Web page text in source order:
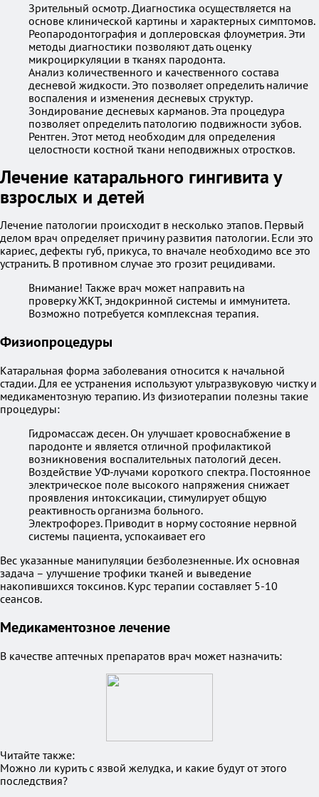
Зрительный осмотр. Диагностика осуществляется на
основе клинической картины и характерных симптомов.
Реопародонтография и доплеровская флоуметрия. Эти
методы диагностики позволяют дать оценку
микроциркуляции в тканях пародонта.
Анализ количественного и качественного состава
десневой жидкости. Это позволяет определить наличие
воспаления и изменения десневых структур.
Зондирование десневых карманов. Эта процедура
позволяет определить патологию подвижности зубов.
Рентген. Этот метод необходим для определения
целостности костной ткани неподвижных отростков.
Лечение катарального гингивита у
взрослых и детей
Лечение патологии происходит в несколько этапов. Первый
делом врач определяет причину развития патологии. Если это
кариес, дефекты губ, прикуса, то вначале необходимо все это
устранить. В противном случае это грозит рецидивами.
Внимание! Также врач может направить на
проверку ЖКТ, эндокринной системы и иммунитета.
Возможно потребуется комплексная терапия.
Физиопроцедуры
Катаральная форма заболевания относится к начальной
стадии. Для ее устранения используют ультразвуковую чистку и
медикаментозную терапию. Из физиотерапии полезны такие
процедуры:
Гидромассаж десен. Он улучшает кровоснабжение в
пародонте и является отличной профилактикой
возникновения воспалительных патологий десен.
Воздействие УФ-лучами короткого спектра. Постоянное
электрическое поле высокого напряжения снижает
проявления интоксикации, стимулирует общую
реактивность организма больного.
Электрофорез. Приводит в норму состояние нервной
системы пациента, успокаивает его
Вес указанные манипуляции безболезненные. Их основная
задача – улучшение трофики тканей и выведение
накопившихся токсинов. Курс терапии составляет 5-10
сеансов.
Медикаментозное лечение
В качестве аптечных препаратов врач может назначить:
Читайте также:
Можно ли курить с язвой желудка, и какие будут от этого
последствия?